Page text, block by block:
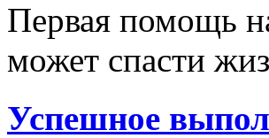
Первая помощь
может спасти
Успешное